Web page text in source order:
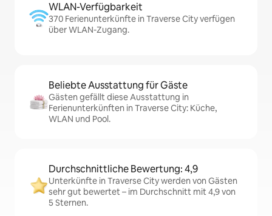
WLAN-Verfügbarkeit
370 Ferienunterkünfte in Traverse City verfügen
über WLAN-Zugang.
Beliebte Ausstattung für Gäste
Gästen gefällt diese Ausstattung in
Ferienunterkünften in Traverse City: Küche,
WLAN und Pool.
Durchschnittliche Bewertung: 4,9
Unterkünfte in Traverse City werden von Gästen
sehr gut bewertet – im Durchschnitt mit 4,9 von
5 Sternen.